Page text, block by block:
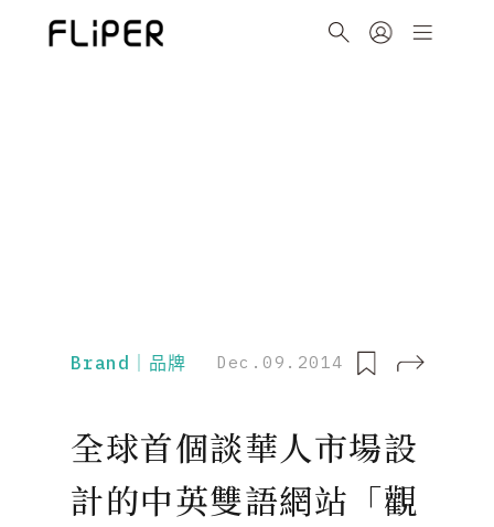
Brand｜品牌 Dec.09.2014
全球首個談華人市場設
計的中英雙語網站「觀